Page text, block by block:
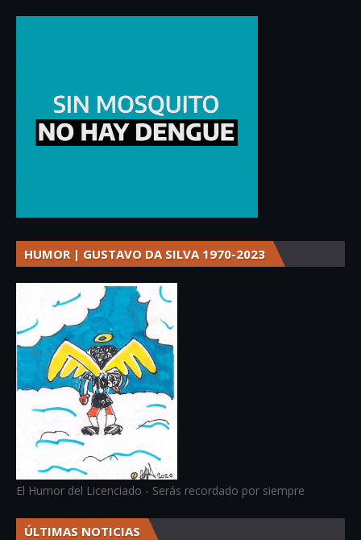
HUMOR | GUSTAVO DA SILVA 1970-2023
El Humor del Licenciado - Serás recordado por siempre
ÚLTIMAS NOTICIAS